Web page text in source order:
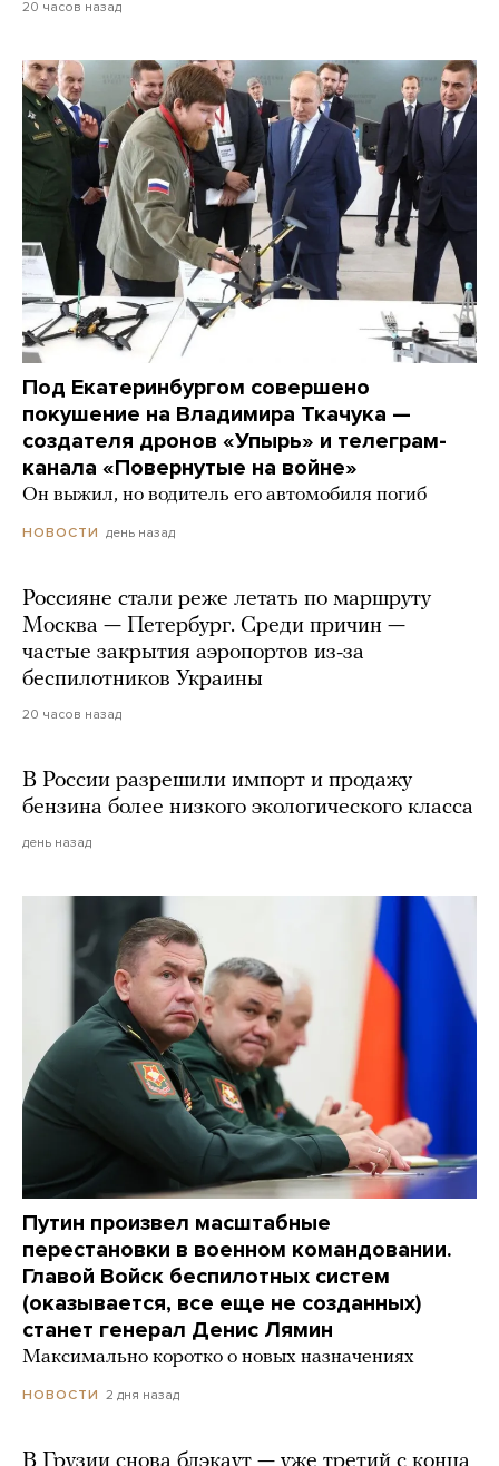
20 часов назад
Под Екатеринбургом совершено
покушение на Владимира Ткачука —
создателя дронов «Упырь» и телеграм-
канала «Повернутые на войне»
Он выжил, но водитель его автомобиля погиб
НОВОСТИ день назад
Россияне стали реже летать по маршруту
Москва — Петербург. Среди причин —
частые закрытия аэропортов из-за
беспилотников Украины
20 часов назад
В России разрешили импорт и продажу
бензина более низкого экологического класса
день назад
Путин произвел масштабные
перестановки в военном командовании.
Главой Войск беспилотных систем
(оказывается, все еще не созданных)
станет генерал Денис Лямин
Максимально коротко о новых назначениях
НОВОСТИ 2 дня назад